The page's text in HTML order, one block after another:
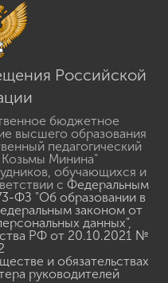
Российской
бюджетное
высшего образования
педагогический
Минина"
обучающихся и
с Федеральным
ФЗ "Об образовании в
законом от
данных",
РФ от 20.10.2021 №
и обязательствах
руководителей